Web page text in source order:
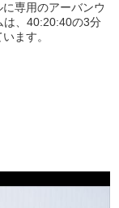
専用のアーバンウ
は、40:20:40の3分
ます。